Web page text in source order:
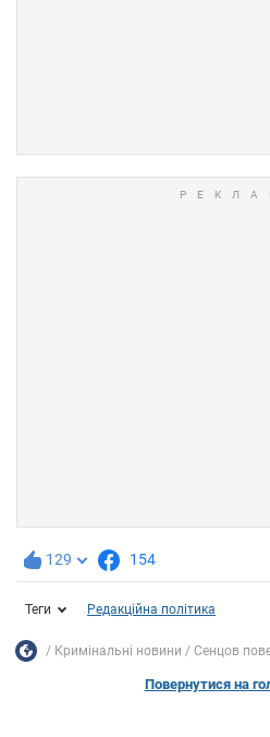
129 154
Теги Редакційна політика
Кримінальні новини Сенцов
Повернутися на